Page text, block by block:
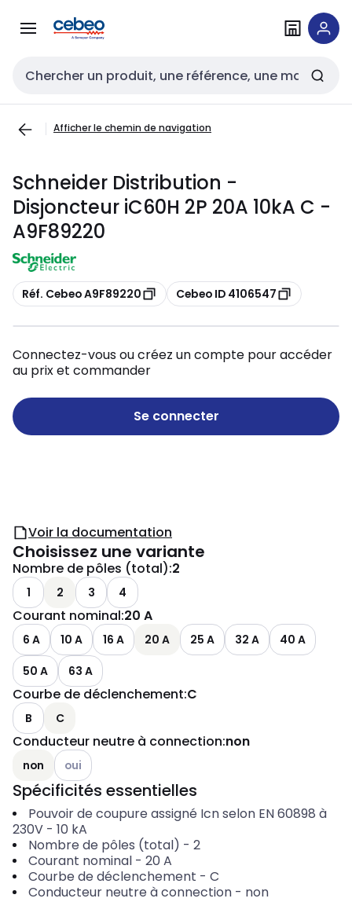
navigationau
Entrée de recherche
Afficher le chemin de navigation
Schneider Distribution -
Disjoncteur iC60H 2P 20A 10kA C -
A9F89220
Copier
Réf. Cebeo A9F89220 Copier
Cebeo ID 4106547
Connectez-vous ou créez un compte pour accéder
au prix et commander
Se connecter
Voir la documentation
Choisissez une variante
Nombre de pôles (total):2
1 2 3 4
Courant nominal:20 A
6 A 10 A 16 A 20 A 25 A 32 A
40 A
50 A
63 A
Courbe de déclenchement:C
B C
Conducteur neutre à connection:non
non Autres variantes (combinaison actuelle impossible)
oui
Spécificités essentielles
Pouvoir de coupure assigné Icn selon EN 60898 à
230V - 10 kA
Nombre de pôles (total) - 2
Courant nominal- 20 A
Courbe de déclenchement - C
Conducteur neutre à connection- non